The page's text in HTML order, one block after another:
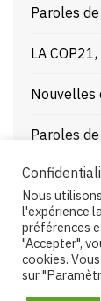
Paroles
LA
Nouvelles
Paroles
Journée
et
Nous
l'expérience
préférences
"Accepter",
cookies.
sur